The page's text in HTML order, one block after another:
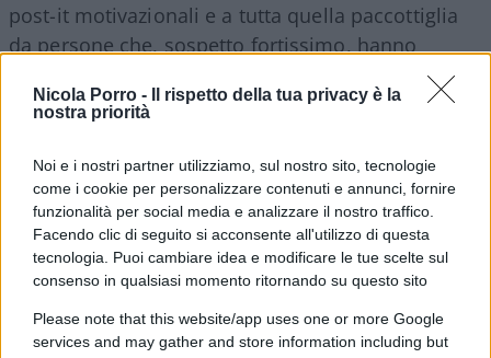
Nicola Porro -
Il rispetto della tua privacy è la
nostra priorità
Noi e i nostri partner utilizziamo, sul nostro sito, tecnologie
come i cookie per personalizzare contenuti e annunci, fornire
funzionalità per social media e analizzare il nostro traffico.
Facendo clic di seguito si acconsente all'utilizzo di questa
tecnologia. Puoi cambiare idea e modificare le tue scelte sul
consenso in qualsiasi momento ritornando su questo sito
Please note that this website/app uses one or more Google
services and may gather and store information including but
post-it motivazionali e a tutta quella paccottiglia
da persone che, sospetto fortissimo, hanno
imparato da poco a prendere l’ascensore da sole.